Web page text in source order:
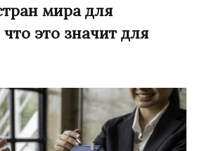
мира для
это значит для